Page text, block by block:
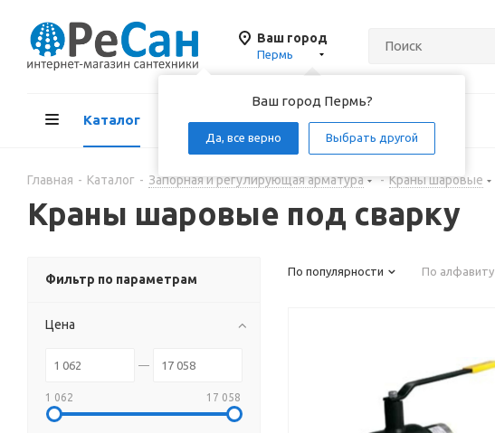
Ваш город
Пермь
Ваш город Пермь?
Да, все верно Выбрать другой
Каталог Акции Доставка
Главная - Каталог - Запорная и регулирующая арматура - Краны шаровые
Краны шаровые под сварку
По популярности По алфавиту
Фильтр по параметрам
Цена
1 062 17 058